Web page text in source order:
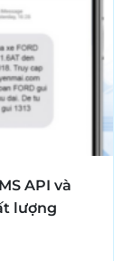
API và
lượng